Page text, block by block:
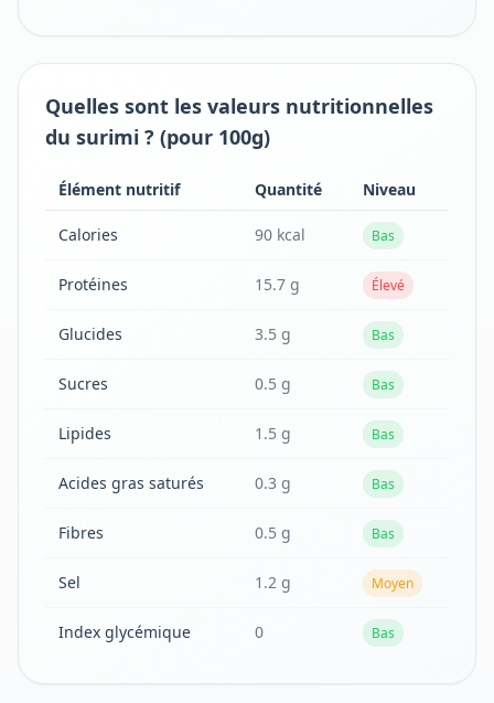
Quelles sont les valeurs nutritionnelles
du surimi ? (pour 100g)
Élément nutritif Quantité Niveau
Calories 90 kcal Bas
Protéines 15.7 g Élevé
Glucides 3.5 g Bas
Sucres 0.5 g Bas
Lipides 1.5 g Bas
Acides gras saturés 0.3 g Bas
Fibres 0.5 g Bas
Sel 1.2 g Moyen
Index glycémique 0 Bas